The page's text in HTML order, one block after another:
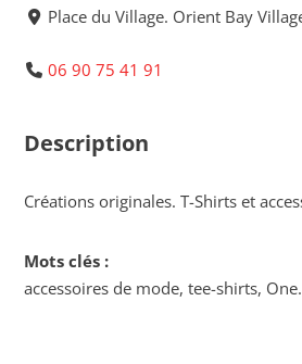
Place du Village. Orient Bay
06 90 75 41 91
Description
Créations originales. T-Shirts et
Mots clés :
accessoires de mode, tee-shirts,